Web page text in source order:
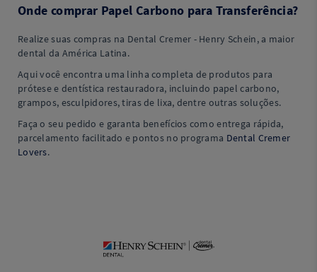
Onde comprar Papel Carbono para Transferência?
Realize suas compras na Dental Cremer - Henry Schein, a maior
dental da América Latina.
Aqui você encontra uma linha completa de produtos para
prótese e dentística restauradora, incluindo papel carbono,
grampos, esculpidores, tiras de lixa, dentre outras soluções.
Faça o seu pedido e garanta benefícios como entrega rápida,
parcelamento facilitado e pontos no programa Dental Cremer
Lovers.